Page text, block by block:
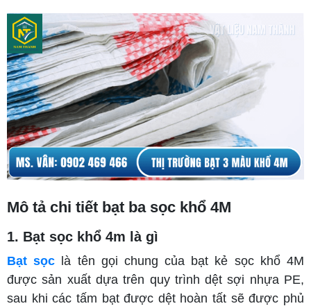
Mô tả chi tiết bạt ba sọc khổ 4M
1. Bạt sọc khổ 4m là gì
Bạt sọc là tên gọi chung của bạt kẻ sọc khổ 4M
được sản xuất dựa trên quy trình dệt sợi nhựa PE,
sau khi các tấm bạt được dệt hoàn tất sẽ được phủ